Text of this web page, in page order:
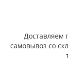
Доставляем
самовывоз со